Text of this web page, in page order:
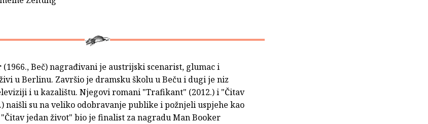
(1966., Beč) nagrađivani je austrijski scenarist, glumac i
u Berlinu. Završio je dramsku školu u Beču i dugi je niz
i u kazalištu. Njegovi romani "Trafikant" (2012.) i "Čitav
naišli su na veliko odobravanje publike i požnjeli uspjehe kao
jedan život" bio je finalist za nagradu Man Booker